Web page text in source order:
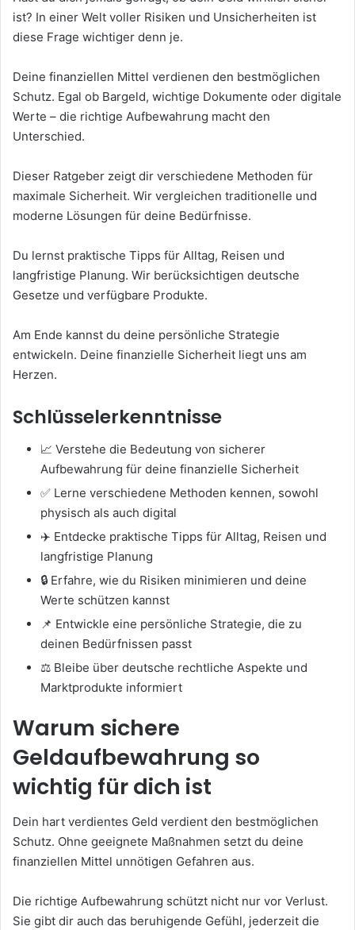
ist? In einer Welt voller Risiken und Unsicherheiten ist
diese Frage wichtiger denn je.
Deine finanziellen Mittel verdienen den bestmöglichen
Schutz. Egal ob Bargeld, wichtige Dokumente oder digitale
Werte – die richtige Aufbewahrung macht den
Unterschied.
Dieser Ratgeber zeigt dir verschiedene Methoden für
maximale Sicherheit. Wir vergleichen traditionelle und
moderne Lösungen für deine Bedürfnisse.
Du lernst praktische Tipps für Alltag, Reisen und
langfristige Planung. Wir berücksichtigen deutsche
Gesetze und verfügbare Produkte.
Am Ende kannst du deine persönliche Strategie
entwickeln. Deine finanzielle Sicherheit liegt uns am
Herzen.
Schlüsselerkenntnisse
📈 Verstehe die Bedeutung von sicherer
Aufbewahrung für deine finanzielle Sicherheit
✅ Lerne verschiedene Methoden kennen, sowohl
physisch als auch digital
✈️ Entdecke praktische Tipps für Alltag, Reisen und
langfristige Planung
🔒 Erfahre, wie du Risiken minimieren und deine
Werte schützen kannst
📌 Entwickle eine persönliche Strategie, die zu
deinen Bedürfnissen passt
⚖️ Bleibe über deutsche rechtliche Aspekte und
Marktprodukte informiert
Warum sichere
Geldaufbewahrung so
wichtig für dich ist
Dein hart verdientes Geld verdient den bestmöglichen
Schutz. Ohne geeignete Maßnahmen setzt du deine
finanziellen Mittel unnötigen Gefahren aus.
Die richtige Aufbewahrung schützt nicht nur vor Verlust.
Sie gibt dir auch das beruhigende Gefühl, jederzeit die